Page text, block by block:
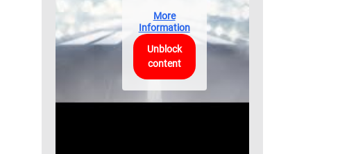
More
Information
Unblock
content